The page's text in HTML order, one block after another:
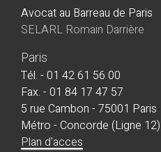
Avocat au Barreau de Paris
SELARL Romain Darrière
Paris
Tél. - 01 42 61 56 00
Fax. - 01 84 17 47 57
5 rue Cambon - 75001 Paris
Métro - Concorde (Ligne 12)
Plan d'acces